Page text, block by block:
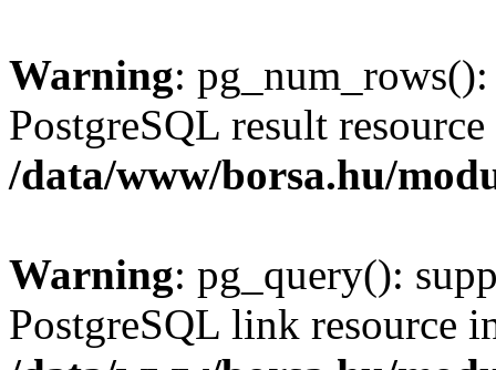
Warning:
PostgreSQL result
/data/www/borsa.hu/
Warning: pg_query():
PostgreSQL link resource